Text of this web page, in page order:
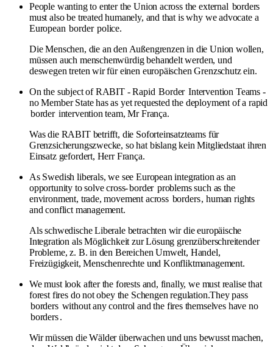
People wanting to enter the Union across the external borders
must also be treated humanely, and that is why we advocate a
European border police.
Die Menschen, die an den Außengrenzen in die Union wollen,
müssen auch menschenwürdig behandelt werden, und
deswegen treten wir für einen europäischen Grenzschutz ein.
On the subject of RABIT - Rapid Border Intervention Teams -
no Member State has as yet requested the deployment of a rapid
border intervention team, Mr França.
Was die RABIT betrifft, die Soforteinsatzteams für
Grenzsicherungszwecke, so hat bislang kein Mitgliedstaat ihren
Einsatz gefordert, Herr França.
As Swedish liberals, we see European integration as an
opportunity to solve cross-border problems such as the
environment, trade, movement across borders, human rights
and conflict management.
Als schwedische Liberale betrachten wir die europäische
Integration als Möglichkeit zur Lösung grenzüberschreitender
Probleme, z. B. in den Bereichen Umwelt, Handel,
Freizügigkeit, Menschenrechte und Konfliktmanagement.
We must look after the forests and, finally, we must realise that
forest fires do not obey the Schengen regulation.They pass
borders without any control and the fires themselves have no
borders.
Wir müssen die Wälder überwachen und uns bewusst machen,